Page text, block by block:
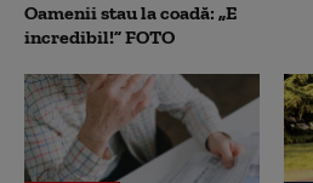
Oamenii stau la coadă: „E
incredibil!” FOTO